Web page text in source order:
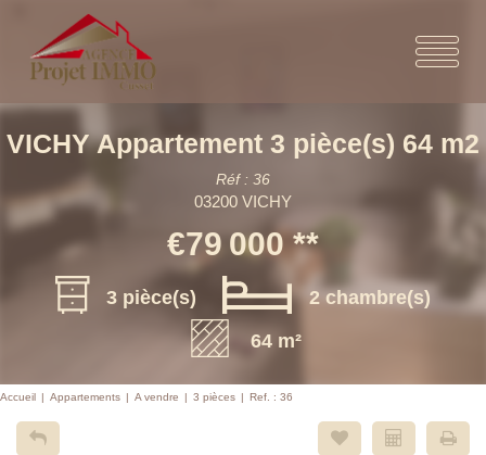
VICHY Appartement 3 pièce(s) 64 m2
Réf : 36
03200 VICHY
€79 000 **
3 pièce(s)
2 chambre(s)
64 m²
Accueil Appartements A vendre 3 pièces Ref. : 36